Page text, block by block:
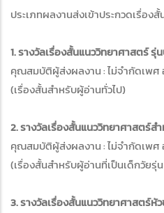
ประเภทผลงานส่งเข้าประกวดเรื่อง
1. รางวัลเรื่องสั้นแนววิทยาศาสตร์ รุ่
คุณสมบัติผู้ส่งผลงาน : ไม่จำกัดเพศ
(เรื่องสั้นสำหรับผู้อ่านทั่วไป)
2. รางวัลเรื่องสั้นแนววิทยาศาสตร์ส
คุณสมบัติผู้ส่งผลงาน : ไม่จำกัดเพศ
(เรื่องสั้นสำหรับผู้อ่านที่เป็นเด็กวัยรุ่
3. รางวัลเรื่องสั้นแนววิทยาศาสตร์หั